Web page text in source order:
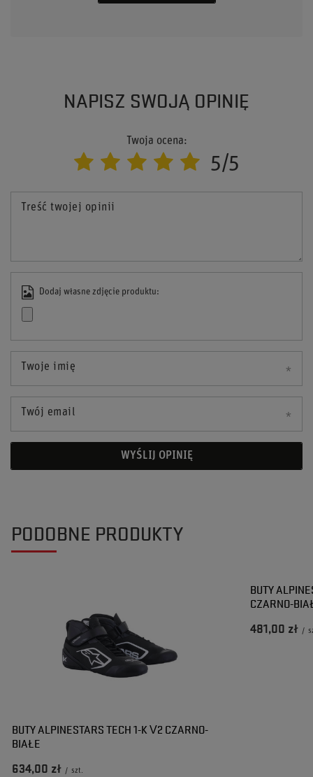
NAPISZ SWOJĄ OPINIĘ
Twoja ocena:
5/5
Treść twojej opinii
Dodaj własne zdjęcie produktu:
Twoje imię
Twój email
WYŚLIJ OPINIĘ
PODOBNE PRODUKTY
BUTY ALPINESTARS TECH 1-K V2 CZARNO-
BIAŁE
634,00 zł / szt.
BUTY
CZARNO-
481,00 zł /